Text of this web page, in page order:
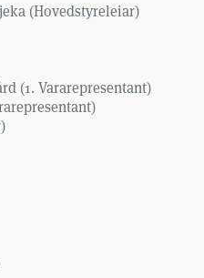
(Hovedstyreleiar)
(1. Vararepresentant)